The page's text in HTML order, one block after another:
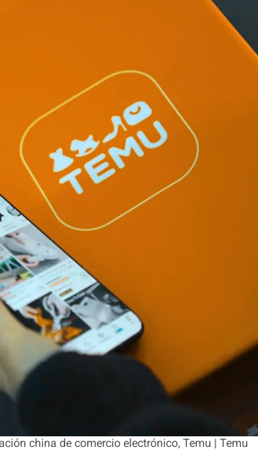
china de comercio electrónico, Temu | Temu